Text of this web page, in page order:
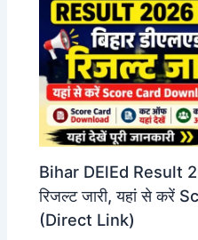
Bihar DElEd Result
रिजल्ट जारी, यहां से करें
(Direct Link)